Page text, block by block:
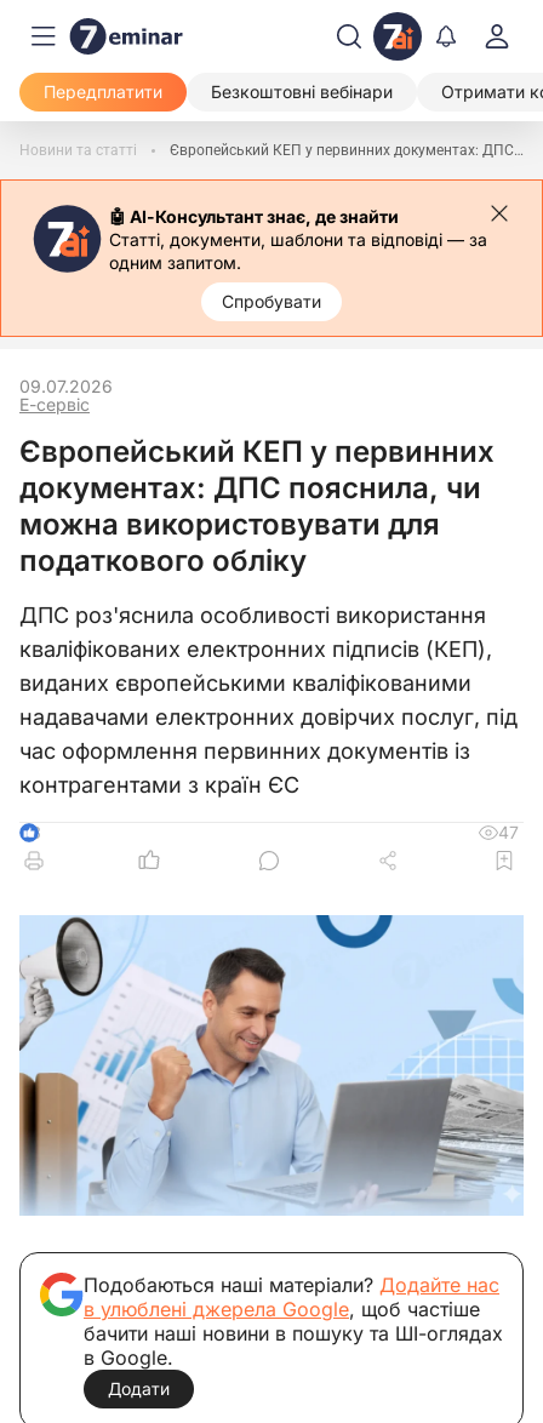
Передплатити Безкоштовні вебінари Отримати
Новини та статті Європейський КЕП у первинних документах: ДПС пояснила, чи можна використовувати для податкового обліку
🤖 АІ-Консультант знає, де знайти
Статті, документи, шаблони та відповіді — за
одним запитом.
Спробувати
Е-сервіс
09.07.2026
Європейський КЕП у первинних
документах: ДПС пояснила, чи
можна використовувати для
податкового обліку
ДПС роз'яснила особливості використання
кваліфікованих електронних підписів (КЕП),
виданих європейськими кваліфікованими
надавачами електронних довірчих послуг, під
час оформлення первинних документів із
контрагентами з країн ЄС
3 47
Подобаються наші матеріали? Додайте нас
в улюблені джерела Google, щоб частіше
бачити наші новини в пошуку та ШІ-оглядах
в Google.
Додати